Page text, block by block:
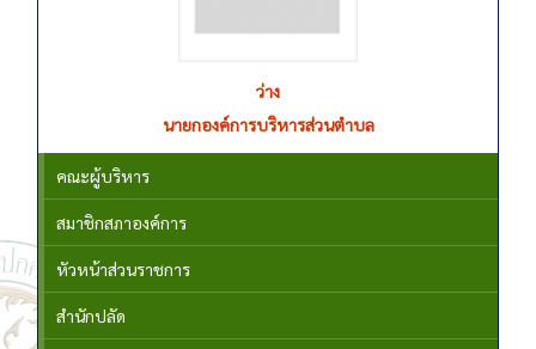
ว่าง
นายกองค์การบริหารส่วนตำบล
คณะผู้บริหาร
สมาชิกสภาองค์การ
หัวหน้าส่วนราชการ
สำนักปลัด